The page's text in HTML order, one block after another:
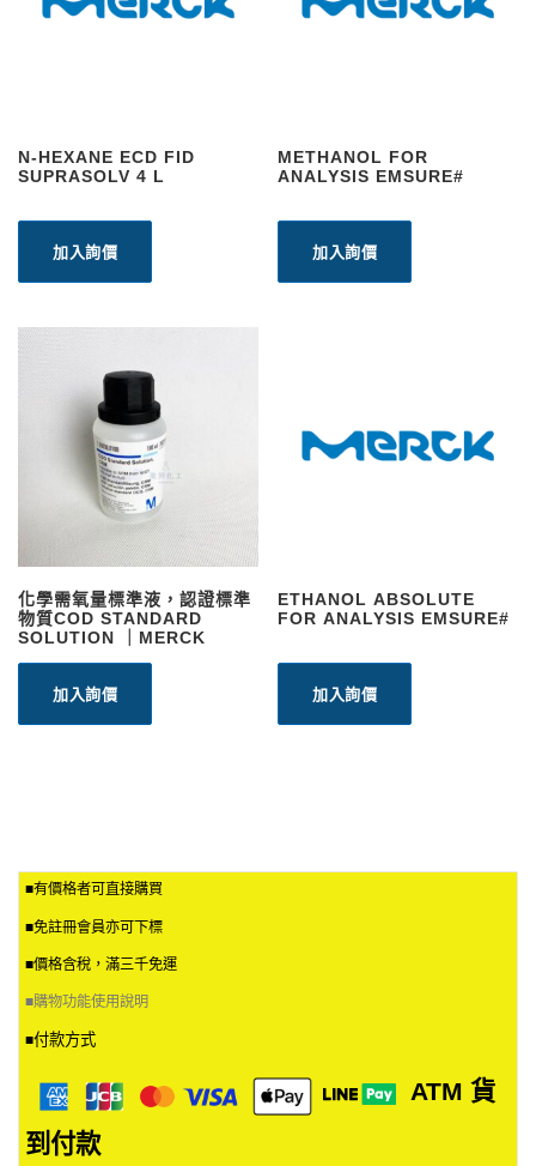
N-HEXANE ECD FID
SUPRASOLV 4 L
加入詢價
METHANOL FOR
ANALYSIS EMSURE#
加入詢價
化學需氧量標準液，認證標準
物質COD STANDARD
SOLUTION ｜MERCK
加入詢價
ETHANOL ABSOLUTE
FOR ANALYSIS EMSURE#
加入詢價
■有價格者可直接購買
■免註冊會員亦可下標
■價格含稅，滿三千免運
■購物功能使用說明
■付款方式
ATM 貨
到付款